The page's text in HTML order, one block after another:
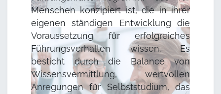
Menschen konzipiert ist, die in ihrer
eigenen ständigen Entwicklung die
Voraussetzung für erfolgreiches
Führungsverhalten wissen. Es
besticht durch die Balance von
Wissensvermittlung, wertvollen
Anregungen für Selbststudium, das